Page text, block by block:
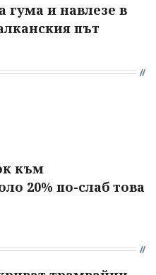
гума и навлезе в
път
към
20% по-слаб това